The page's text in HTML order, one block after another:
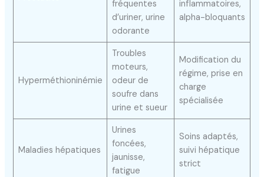
fréquentes
d’uriner, urine
odorante
inflammatoires,
alpha-bloquants
Hyperméthioninémie
Troubles
moteurs,
odeur de
soufre dans
urine et sueur
Modification du
régime, prise en
charge
spécialisée
Maladies hépatiques
Urines
foncées,
jaunisse,
fatigue
Soins adaptés,
suivi hépatique
strict